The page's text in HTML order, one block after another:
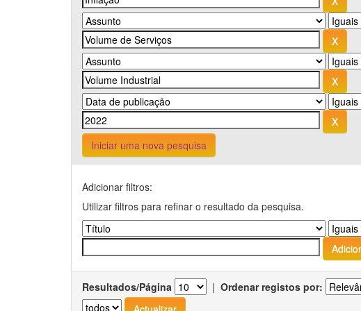
Iniciar uma nova pesquisa
Adicionar filtros:
Utilizar filtros para refinar o resultado da pesquisa.
Resultados/Página | Ordenar registos por: